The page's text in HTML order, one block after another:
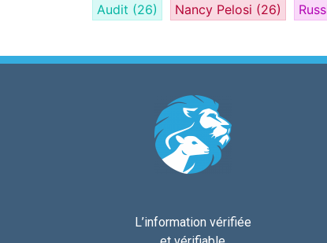
Audit (26) Nancy Pelosi (26)
L’information vérifiée